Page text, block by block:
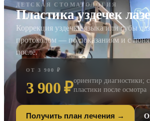
ДЕТСКАЯ СТОМАТОЛОГИЯ
Пластика уздечек
Коррекция уздечки языка или губы
протоколом — по показаниям и с
после.
ОТ 3 900 ₽
3 900 ₽ориентир диагностики;
пластики после осмотра
Получить план лечения →